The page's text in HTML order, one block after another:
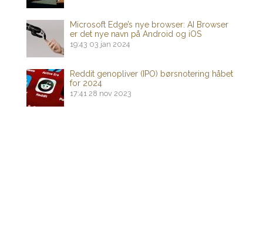
Microsoft Edge’s nye browser: AI Browser
er det nye navn på Android og iOS
19:43 03 jan 2024
Reddit genopliver (IPO) børsnotering håbet
for 2024
17:41 28 nov 2023